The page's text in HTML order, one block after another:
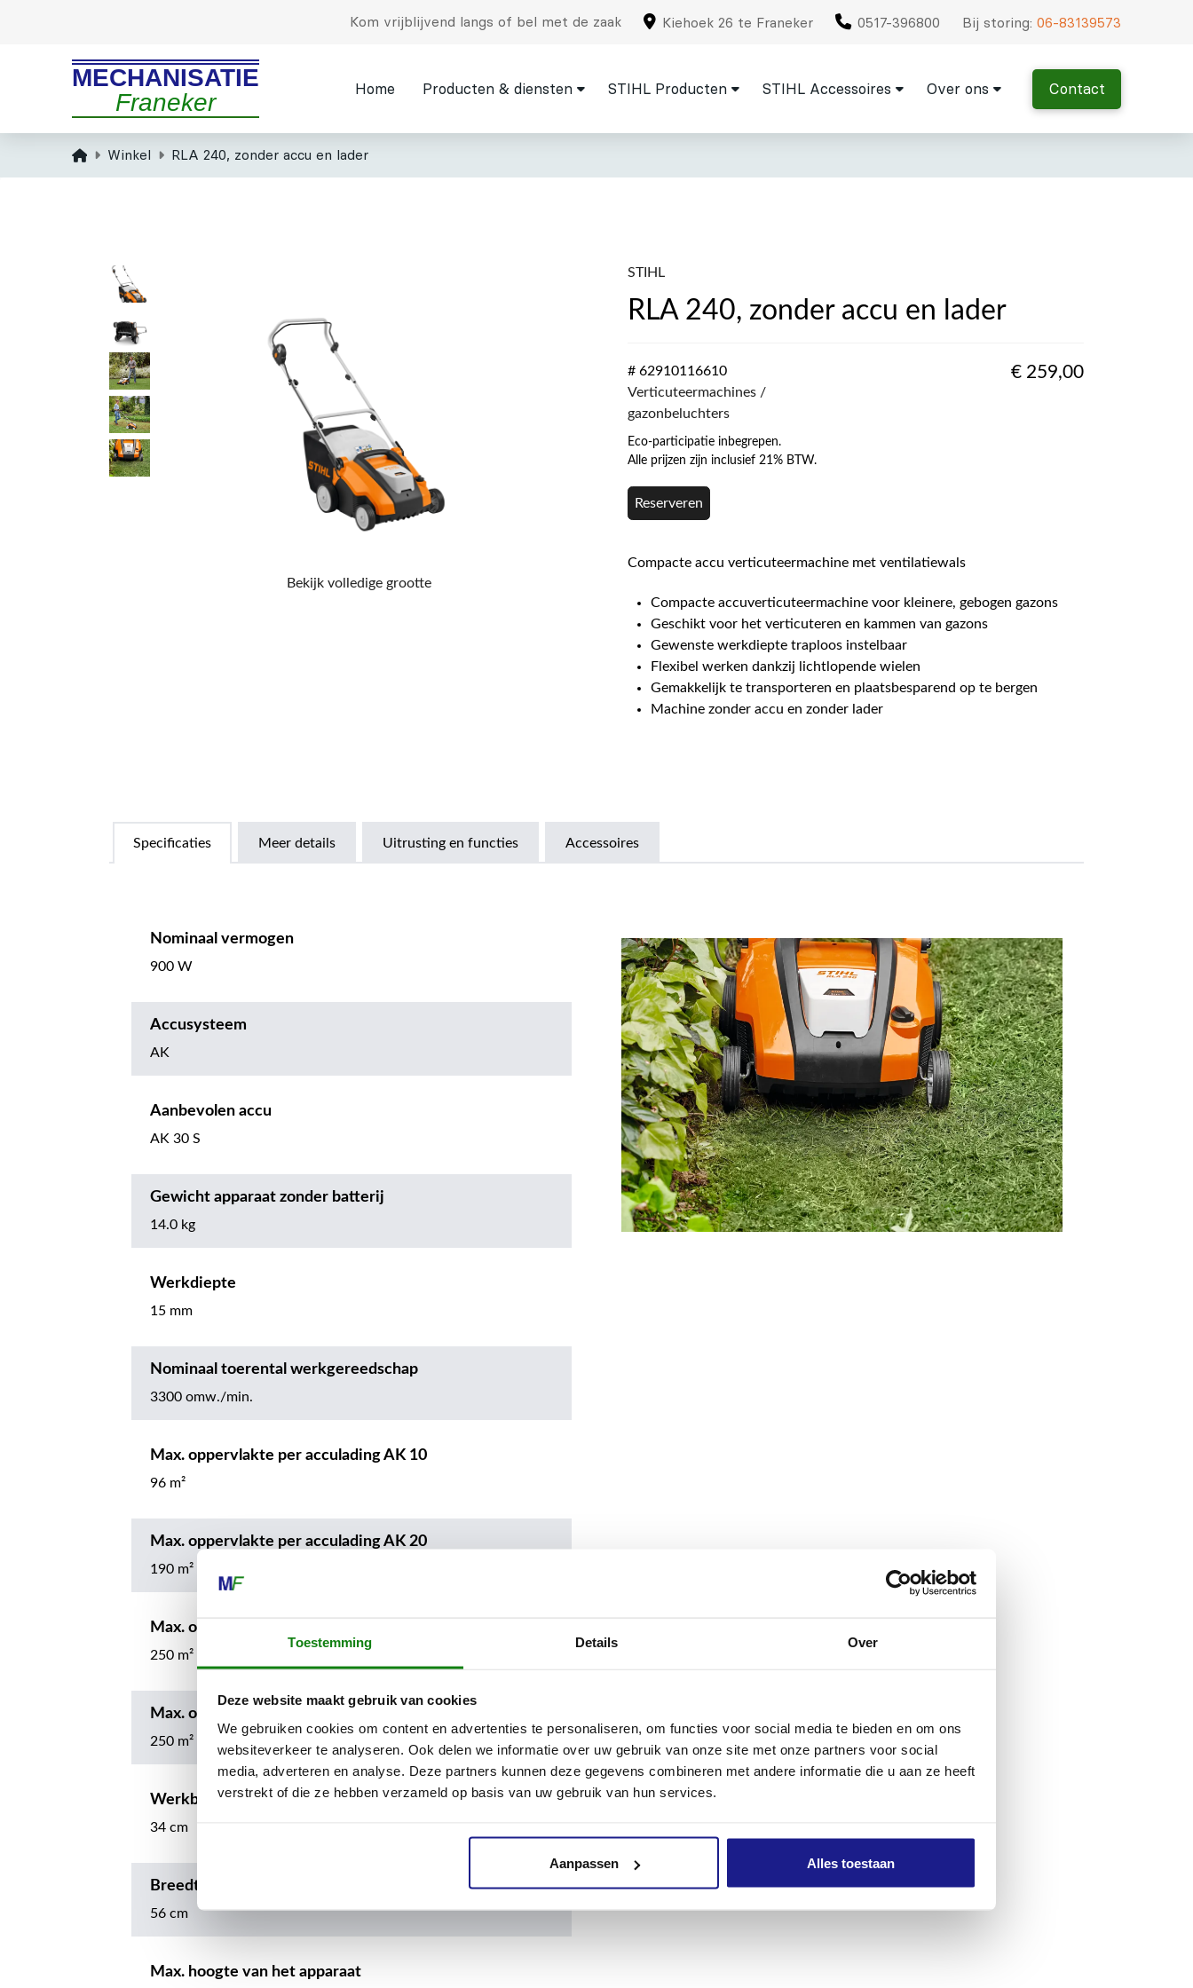
Toestemming Details Over
Deze website maakt gebruik van cookies
We gebruiken cookies om content en advertenties te personaliseren, om functies voor social media te bieden en om ons
websiteverkeer te analyseren. Ook delen we informatie over uw gebruik van onze site met onze partners voor social
media, adverteren en analyse. Deze partners kunnen deze gegevens combineren met andere informatie die u aan ze heeft
verstrekt of die ze hebben verzameld op basis van uw gebruik van hun services.
Aanpassen Alles toestaan
Kom vrijblijvend langs of bel met de zaak Kiehoek 26 te Franeker 0517-396800 Bij storing:06-83139573
MECHANISATIE
Franeker
Home Producten & diensten STIHL Producten STIHL Accessoires Over ons Contact
HomeWinkel RLA 240, zonder accu en lader
Bekijk volledige grootte
STIHL
RLA 240, zonder accu en lader
# 62910116610
Verticuteermachines /
gazonbeluchters
€ 259,00
Eco-participatie inbegrepen.
Alle prijzen zijn inclusief 21% BTW.
Reserveren
Compacte accu verticuteermachine met ventilatiewals
Compacte accuverticuteermachine voor kleinere, gebogen gazons
Geschikt voor het verticuteren en kammen van gazons
Gewenste werkdiepte traploos instelbaar
Flexibel werken dankzij lichtlopende wielen
Gemakkelijk te transporteren en plaatsbesparend op te bergen
Machine zonder accu en zonder lader
Specificaties Meer details Uitrusting en functies Accessoires
Nominaal vermogen
900 W
Accusysteem
AK
Aanbevolen accu
AK 30 S
Gewicht apparaat zonder batterij
14.0 kg
Werkdiepte
15 mm
Nominaal toerental werkgereedschap
3300 omw./min.
Max. oppervlakte per acculading AK 10
96 m²
Max. oppervlakte per acculading AK 20
190 m²
Max. oppervlakte per acculading AK 30
250 m²
Max. oppervlakte per acculading AK 30 S
250 m²
Werkbreedte
34 cm
Breedte
56 cm
Max. hoogte van het apparaat